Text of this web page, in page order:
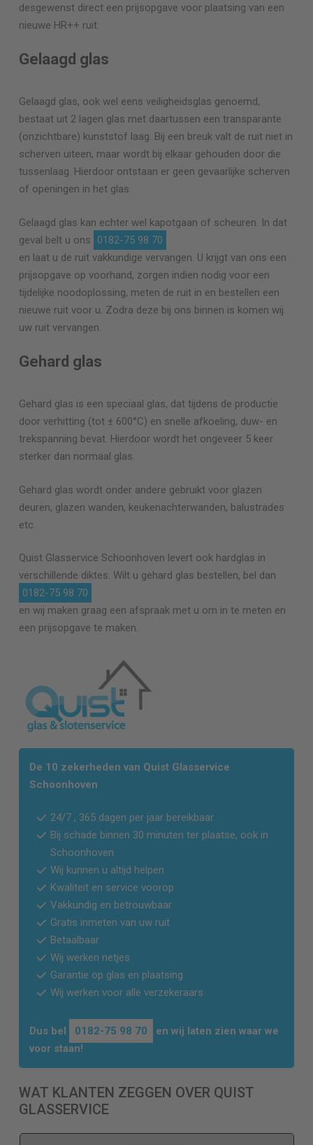
desgewenst direct een prijsopgave voor plaatsing van een
nieuwe HR++ ruit.
Gelaagd glas
Gelaagd glas, ook wel eens veiligheidsglas genoemd,
bestaat uit 2 lagen glas met daartussen een transparante
(onzichtbare) kunststof laag. Bij een breuk valt de ruit niet in
scherven uiteen, maar wordt bij elkaar gehouden door die
tussenlaag. Hierdoor ontstaan er geen gevaarlijke scherven
of openingen in het glas.
Gelaagd glas kan echter wel kapotgaan of scheuren. In dat
geval belt u ons
0182-75 98 70
en laat u de ruit vakkundige vervangen. U krijgt van ons een
prijsopgave op voorhand, zorgen indien nodig voor een
tijdelijke noodoplossing, meten de ruit in en bestellen een
nieuwe ruit voor u. Zodra deze bij ons binnen is komen wij
uw ruit vervangen.
Gehard glas
Gehard glas is een speciaal glas, dat tijdens de productie
door verhitting (tot ± 600°C) en snelle afkoeling, duw- en
trekspanning bevat. Hierdoor wordt het ongeveer 5 keer
sterker dan normaal glas.
Gehard glas wordt onder andere gebruikt voor glazen
deuren, glazen wanden, keukenachterwanden, balustrades
etc.
Quist Glasservice Schoonhoven levert ook hardglas in
verschillende diktes. Wilt u gehard glas bestellen, bel dan
0182-75 98 70
en wij maken graag een afspraak met u om in te meten en
een prijsopgave te maken.
De 10 zekerheden van Quist Glasservice
Schoonhoven
24/7 , 365 dagen per jaar bereikbaar
Bij schade binnen 30 minuten ter plaatse, ook in
Schoonhoven
Wij kunnen u altijd helpen
Kwaliteit en service voorop
Vakkundig en betrouwbaar
Gratis inmeten van uw ruit
Betaalbaar
Wij werken netjes
Garantie op glas en plaatsing
Wij werken voor alle verzekeraars
Dus bel 0182-75 98 70
en wij laten zien waar we
voor staan!
WAT KLANTEN ZEGGEN OVER QUIST
GLASSERVICE